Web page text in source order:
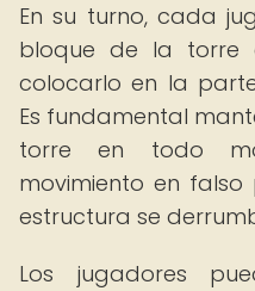
En su turno, cada
bloque de la torre
colocarlo en la
Es fundamental
torre en todo
movimiento en
estructura se
Los jugadores